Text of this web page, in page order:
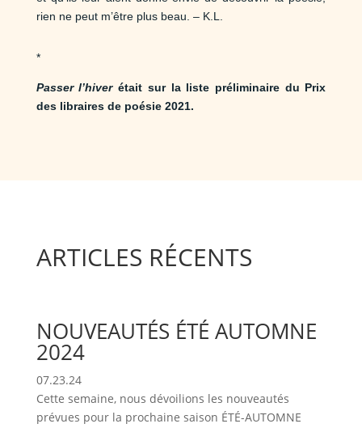
rien ne peut m’être plus beau. – K.L.
*
Passer l’hiverétait sur la liste préliminaire du Prix
des libraires de poésie 2021.
ARTICLES RÉCENTS
NOUVEAUTÉS ÉTÉ AUTOMNE
2024
07.23.24
Cette semaine, nous dévoilions les nouveautés
prévues pour la prochaine saison ÉTÉ-AUTOMNE